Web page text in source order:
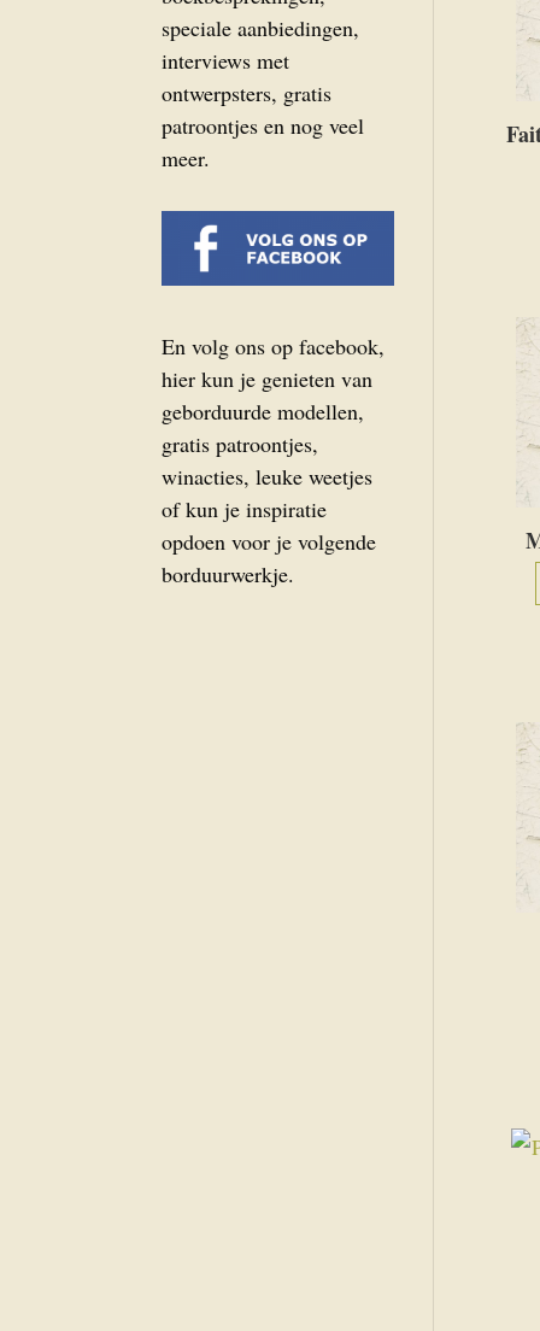
speciale aanbiedingen,
interviews met
ontwerpsters, gratis
patroontjes en nog veel
meer.
En volg ons op facebook,
hier kun je genieten van
geborduurde modellen,
gratis patroontjes,
winacties, leuke weetjes
of kun je inspiratie
opdoen voor je volgende
borduurwerkje.